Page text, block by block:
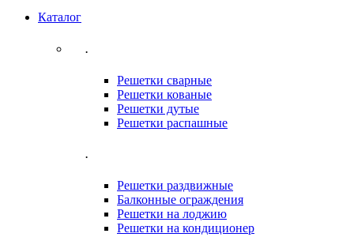
Каталог
.
Решетки сварные
Решетки кованые
Решетки дутые
Решетки распашные
.
Решетки раздвижные
Балконные ограждения
Решетки на лоджию
Решетки на кондиционер